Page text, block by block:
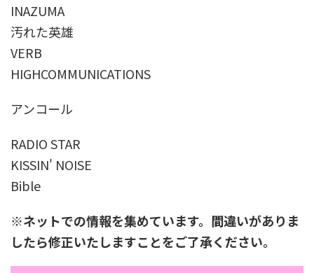
INAZUMA
汚れた英雄
VERB
HIGHCOMMUNICATIONS
アンコール
RADIO STAR
KISSIN' NOISE
Bible
※ネットでの情報を集めています。間違いがありま
したら修正いたしますことをご了承ください。